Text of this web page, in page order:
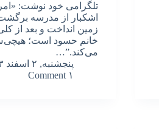
تلگرامی خود نوشت:
اشکبار از مدرسه
زمین انداخت و بعد از
خانم حسود است؛
می‌کند.”…
پنجشنبه, ۲ اسفند ۱۴۰۳ – ۱۸:۰۲
۱ Comment